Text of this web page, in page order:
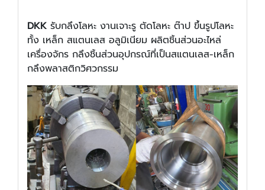
DKK รับกลึงโลหะ งานเจาะรู ตัดโลหะ ต๊าป ขึ้นรูปโลหะ
ทั้ง เหล็ก สแตนเลส อลูมิเนียม ผลิตชิ้นส่วนอะไหล่
เครื่องจักร กลึงชิ้นส่วนอุปกรณ์ที่เป็นสแตนเลส-เหล็ก
กลึงพลาสติกวิศวกรรม